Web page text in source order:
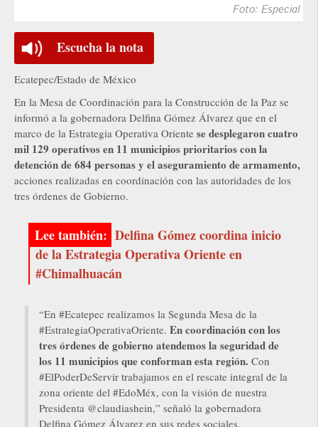
Foto: Especial
Escucha la nota
Ecatepec/Estado de México
En la Mesa de Coordinación para la Construcción de la Paz se
informó a la gobernadora Delfina Gómez Álvarez que en el
marco de la Estrategia Operativa Oriente se desplegaron cuatro
mil 129 operativos en 11 municipios prioritarios con la
detención de 684 personas y el aseguramiento de armamento,
acciones realizadas en coordinación con las autoridades de los
tres órdenes de Gobierno.
Delfina Gómez coordina inicio
de la Estrategia Operativa Oriente en
#Chimalhuacán
“En #Ecatepec realizamos la Segunda Mesa de la
#EstrategiaOperativaOriente. En coordinación con los
tres órdenes de gobierno atendemos la seguridad de
los 11 municipios que conforman esta región. Con
#ElPoderDeServir trabajamos en el rescate integral de la
zona oriente del #EdoMéx, con la visión de nuestra
Presidenta @claudiashein,” señaló la gobernadora
Delfina Gómez Álvarez en sus redes sociales.